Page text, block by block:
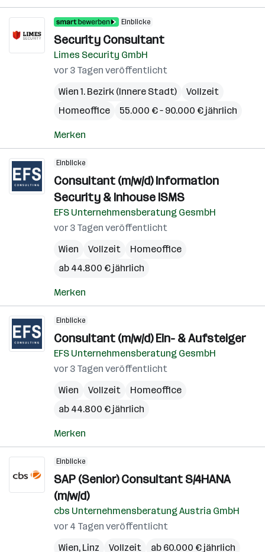
Einblicke
Security Consultant
Limes Security GmbH
vor 3 Tagen veröffentlicht
Wien 1. Bezirk (Innere Stadt)
Vollzeit
Homeoffice
55.000 € – 90.000 € jährlich
Merken
Einblicke
Consultant (m/w/d) Information
Security & Inhouse ISMS
EFS Unternehmensberatung GesmbH
vor 3 Tagen veröffentlicht
Wien
Vollzeit
Homeoffice
ab 44.800 € jährlich
Merken
Einblicke
Consultant (m/w/d) Ein- & Aufsteiger
EFS Unternehmensberatung GesmbH
vor 3 Tagen veröffentlicht
Wien
Vollzeit
Homeoffice
ab 44.800 € jährlich
Merken
Einblicke
SAP (Senior) Consultant S/4HANA
(m/w/d)
cbs Unternehmensberatung Austria GmbH
vor 4 Tagen veröffentlicht
Wien, Linz Vollzeit ab 60.000 € jährlich